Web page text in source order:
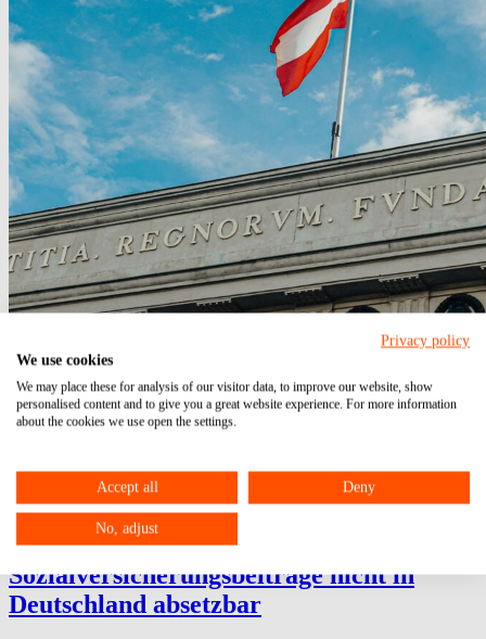
Österreichische
Sozialversicherungsbeiträge nicht in
Deutschland absetzbar
Privacy policy
We use cookies
We may place these for analysis of our visitor data, to improve our website, show
personalised content and to give you a great website experience. For more information
about the cookies we use open the settings.
Accept all Deny
No, adjust